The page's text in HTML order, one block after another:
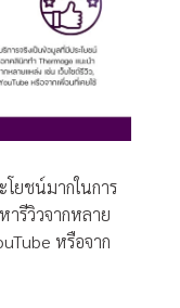
โยชน์มากในการ
ารีวิวจากหลาย
หรือจาก